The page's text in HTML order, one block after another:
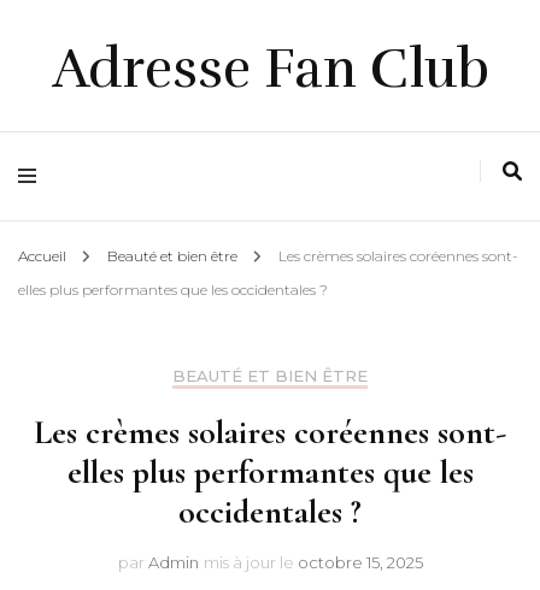
Adresse Fan Club
Accueil Beauté et bien être
Les crèmes solaires coréennes sont-
elles plus performantes que les occidentales ?
BEAUTÉ ET BIEN ÊTRE
Les crèmes solaires coréennes sont-
elles plus performantes que les
occidentales ?
par Admin mis à jour le octobre 15, 2025